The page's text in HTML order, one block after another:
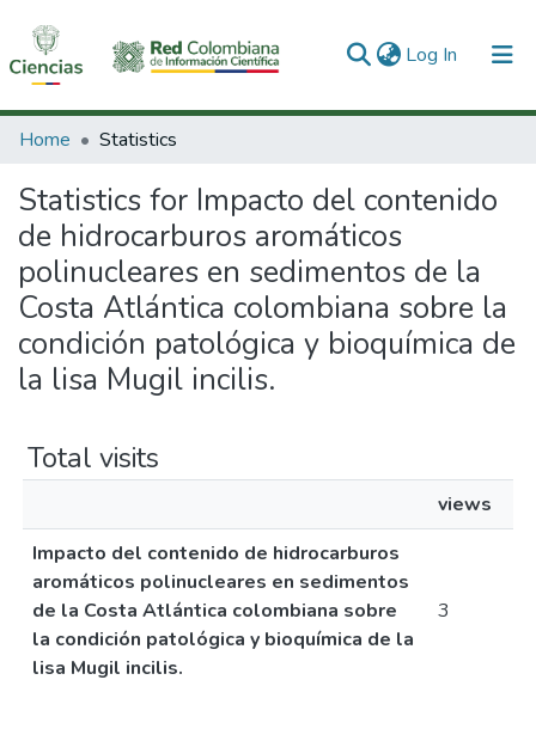
Log In (current)
Communities & Collections
All of DSpace
Home Statistics
Statistics for Impacto del contenido
de hidrocarburos aromáticos
polinucleares en sedimentos de la
Costa Atlántica colombiana sobre la
condición patológica y bioquímica de
la lisa Mugil incilis.
Total visits
views
Impacto del contenido de hidrocarburos
aromáticos polinucleares en sedimentos
de la Costa Atlántica colombiana sobre
la condición patológica y bioquímica de la
lisa Mugil incilis.
3